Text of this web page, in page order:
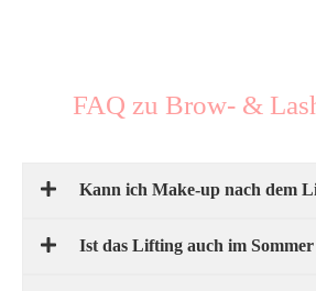
FAQ zu Brow- &
Kann ich Make-up nach dem
Ist das Lifting auch im Sommer